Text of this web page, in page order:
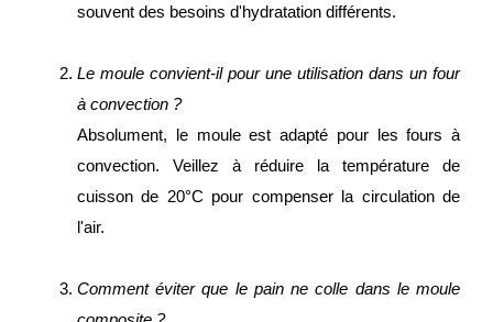
souvent des besoins d'hydratation différents.
Le moule convient-il pour une utilisation dans un four
à convection ?
Absolument, le moule est adapté pour les fours à
convection. Veillez à réduire la température de
cuisson de 20°C pour compenser la circulation de
l'air.
Comment éviter que le pain ne colle dans le moule